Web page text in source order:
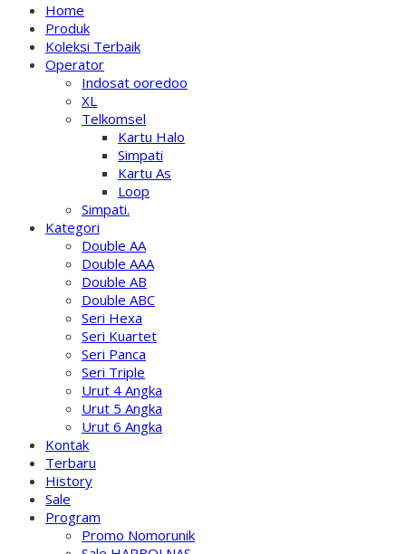
Home
Produk
Koleksi Terbaik
Operator
Indosat ooredoo
XL
Telkomsel
Kartu Halo
Simpati
Kartu As
Loop
Simpati.
Kategori
Double AA
Double AAA
Double AB
Double ABC
Seri Hexa
Seri Kuartet
Seri Panca
Seri Triple
Urut 4 Angka
Urut 5 Angka
Urut 6 Angka
Kontak
Terbaru
History
Sale
Program
Promo Nomorunik